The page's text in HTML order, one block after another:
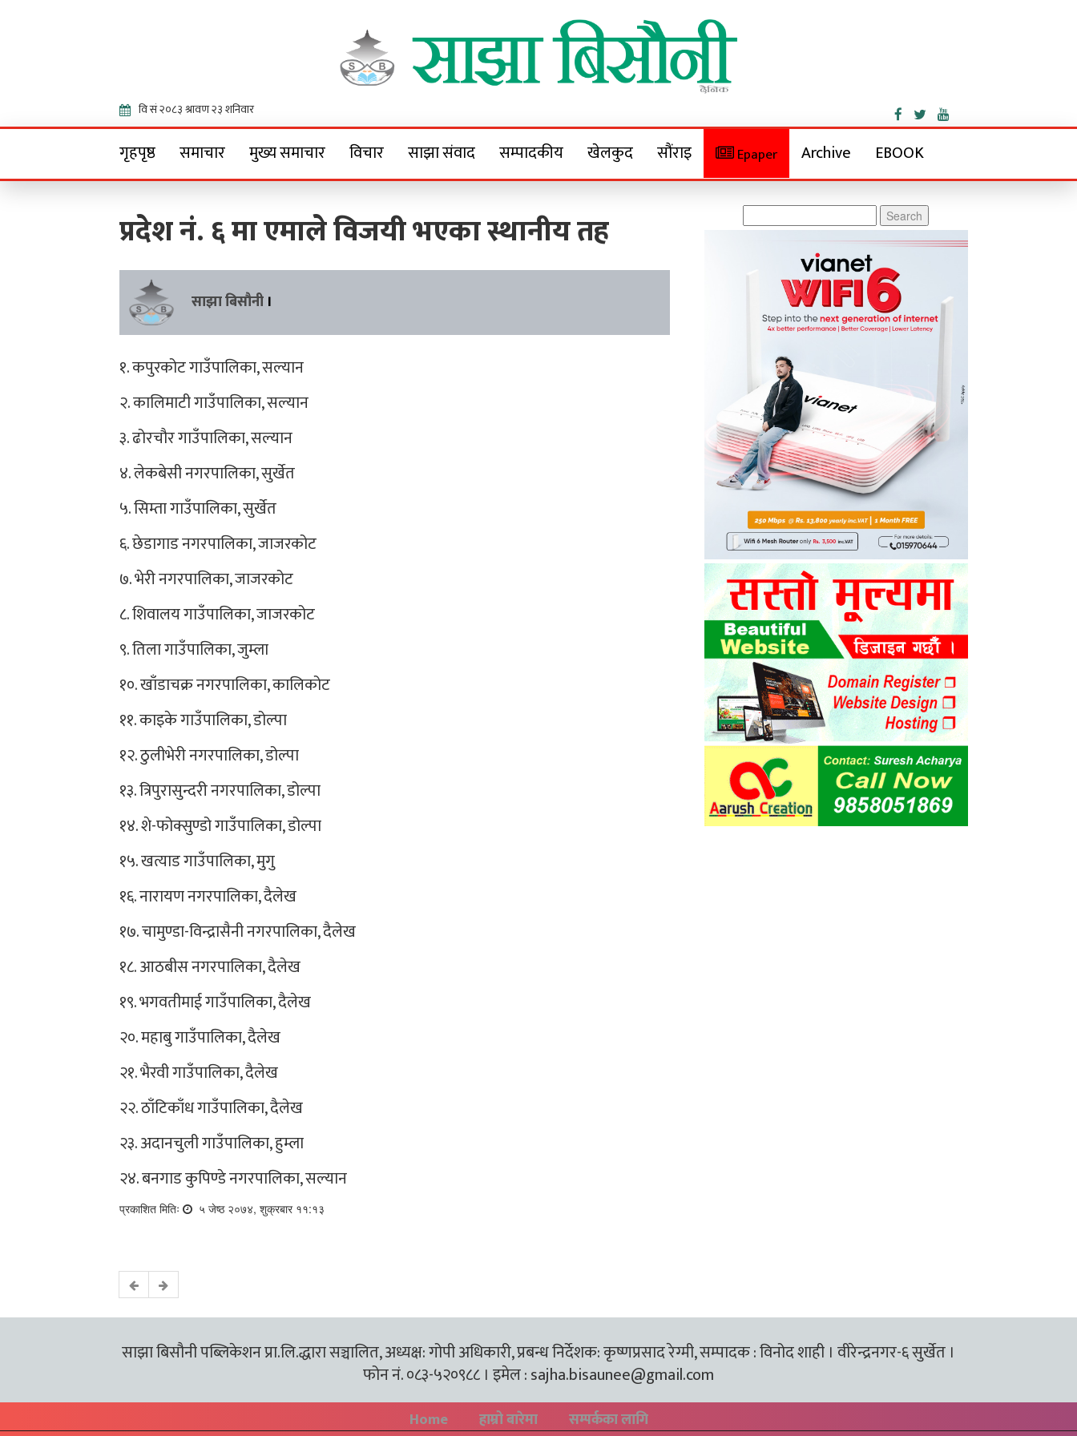
Sajha Bisaunee
गृहपृष्ठ समाचार मुख्य समाचार विचार साझा संवाद सम्पादकीय खेलकुद सौंराइ Epaper Archive EBOOK
प्रदेश नं. ६ मा एमाले विजयी भएका स्थानीय तह
साझा बिसौनी ।
१. कपुरकोट गाउँपालिका, सल्यान
२. कालिमाटी गाउँपालिका, सल्यान
३. ढोरचौर गाउँपालिका, सल्यान
४. लेकबेसी नगरपालिका, सुर्खेत
५. सिम्ता गाउँपालिका, सुर्खेत
६. छेडागाड नगरपालिका, जाजरकोट
७. भेरी नगरपालिका, जाजरकोट
८. शिवालय गाउँपालिका, जाजरकोट
९. तिला गाउँपालिका, जुम्ला
१०. खाँडाचक्र नगरपालिका, कालिकोट
११. काइके गाउँपालिका, डोल्पा
१२. ठुलीभेरी नगरपालिका, डोल्पा
१३. त्रिपुरासुन्दरी नगरपालिका, डोल्पा
१४. शे-फोक्सुण्डो गाउँपालिका, डोल्पा
१५. खत्याड गाउँपालिका, मुगु
१६. नारायण नगरपालिका, दैलेख
१७. चामुण्डा-विन्द्रासैनी नगरपालिका, दैलेख
१८. आठबीस नगरपालिका, दैलेख
१९. भगवतीमाई गाउँपालिका, दैलेख
२०. महाबु गाउँपालिका, दैलेख
२१. भैरवी गाउँपालिका, दैलेख
२२. ठाँटिकाँध गाउँपालिका, दैलेख
२३. अदानचुली गाउँपालिका, हुम्ला
२४. बनगाड कुपिण्डे नगरपालिका, सल्यान
प्रकाशित मितिः ५ जेष्ठ २०७४, शुक्रबार ११:१३
for:
साझा बिसौनी पब्लिकेशन प्रा.लि.द्धारा सञ्चालित, अध्यक्ष: गोपी अधिकारी, प्रबन्ध निर्देशक: कृष्णप्रसाद रेग्मी, सम्पादक : विनोद शाही । वीरेन्द्रनगर-६ सुर्खेत ।
फोन नं. ०८३-५२०९८८ । इमेल :sajha.bisaunee@gmail.com
Home हाम्रो बारेमा सम्पर्कका लागि